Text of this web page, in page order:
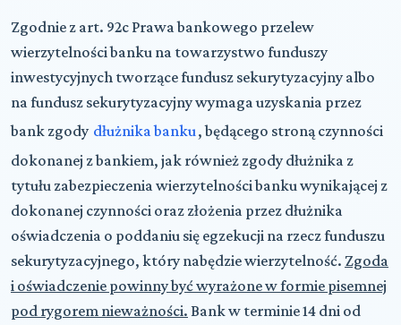
Zgodnie z art. 92c Prawa bankowego przelew
wierzytelności banku na towarzystwo funduszy
inwestycyjnych tworzące fundusz sekurytyzacyjny albo
na fundusz sekurytyzacyjny wymaga uzyskania przez
bank zgody dłużnika banku , będącego stroną czynności
dokonanej z bankiem, jak również zgody dłużnika z
tytułu zabezpieczenia wierzytelności banku wynikającej z
dokonanej czynności oraz złożenia przez dłużnika
oświadczenia o poddaniu się egzekucji na rzecz funduszu
sekurytyzacyjnego, który nabędzie wierzytelność. Zgoda
i oświadczenie powinny być wyrażone w formie pisemnej
pod rygorem nieważności. Bank w terminie 14 dni od